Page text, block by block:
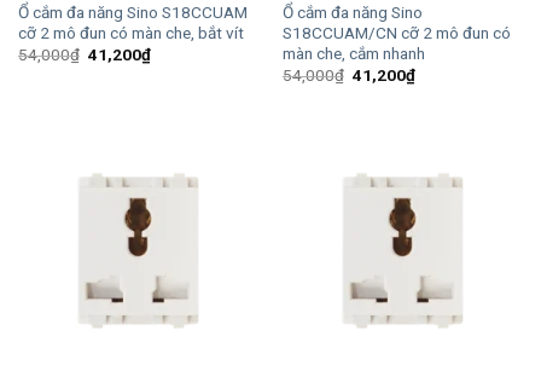
Ổ cắm đa năng Sino S18CCUAM
cỡ 2 mô đun có màn che, bắt vít
54,000₫ Giá
gốc
41,200₫Giá
hiện
Ổ cắm đa năng Sino
S18CCUAM/CN cỡ 2 mô đun có
màn che, cắm nhanh
54,000₫ Giá
gốc
41,200₫Giá
hiện